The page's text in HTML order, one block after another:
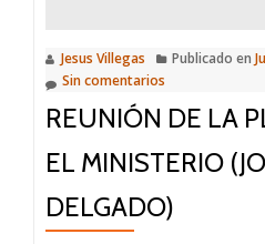
Jesus Villegas Publicado en
Sin comentarios
REUNIÓN DE LA
EL MINISTERIO
DELGADO)